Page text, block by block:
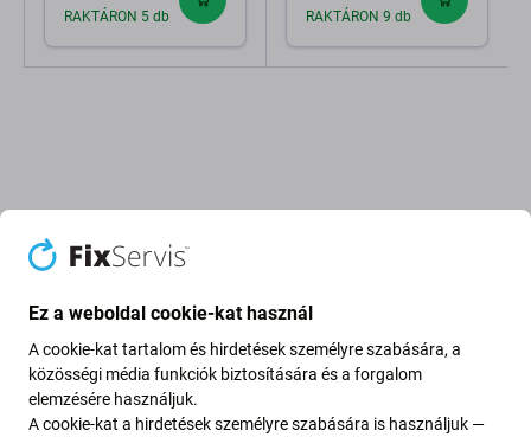
RAKTÁRON 5 db RAKTÁRON 9 db
Leírás és specifikáció
iFixes i94 Tape alapozó, 50 ml
Ez a weboldal cookie-kat használ
A cookie-kat tartalom és hirdetések személyre szabására, a
közösségi média funkciók biztosítására és a forgalom
elemzésére használjuk.
A cookie-kat a hirdetések személyre szabására is használjuk —